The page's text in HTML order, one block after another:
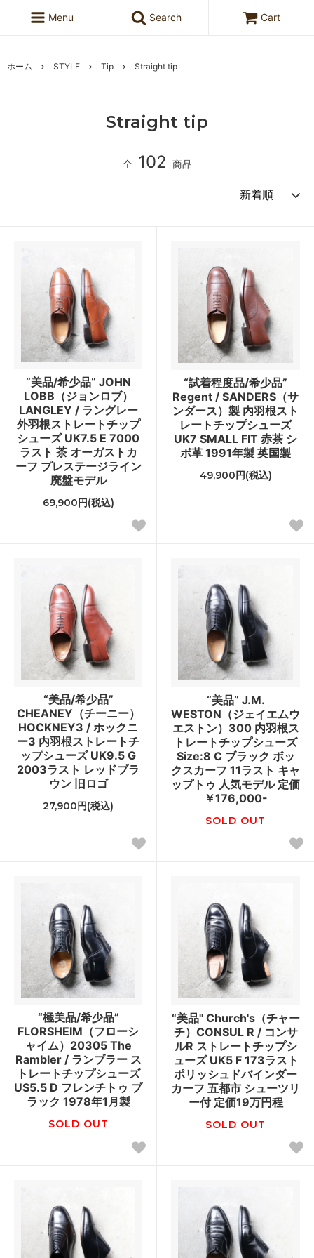
Menu Search Cart
ホーム STYLE Tip Straight tip
Straight tip
全 102 商品
“美品/希少品” JOHN
LOBB（ジョンロブ）
LANGLEY / ラングレー
外羽根ストレートチップ
シューズ UK7.5 E 7000
ラスト 茶 オーガストカ
ーフ プレステージライン
廃盤モデル
69,900円(税込)
“試着程度品/希少品”
Regent / SANDERS（サ
ンダース）製 内羽根スト
レートチップシューズ
UK7 SMALL FIT 赤茶 シ
ボ革 1991年製 英国製
49,900円(税込)
“美品/希少品”
CHEANEY（チーニー）
HOCKNEY3 / ホックニ
ー3 内羽根ストレートチ
ップシューズ UK9.5 G
2003ラスト レッドブラ
ウン 旧ロゴ
27,900円(税込)
“美品” J.M.
WESTON（ジェイエムウ
エストン）300 内羽根ス
トレートチップシューズ
Size:8 C ブラック ボッ
クスカーフ 11ラスト キャ
ップトゥ 人気モデル 定価
￥176,000-
SOLD OUT
“極美品/希少品”
FLORSHEIM（フローシ
ャイム）20305 The
Rambler / ランブラー ス
トレートチップシューズ
US5.5 D フレンチトゥ ブ
ラック 1978年1月製
SOLD OUT
“美品" Church's（チャー
チ）CONSUL R / コンサ
ルR ストレートチップシ
ューズ UK5 F 173ラスト
ポリッシュドバインダー
カーフ 五都市 シューツリ
ー付 定価19万円程
SOLD OUT